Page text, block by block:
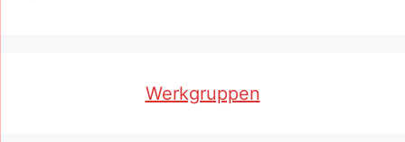
Werkgruppen